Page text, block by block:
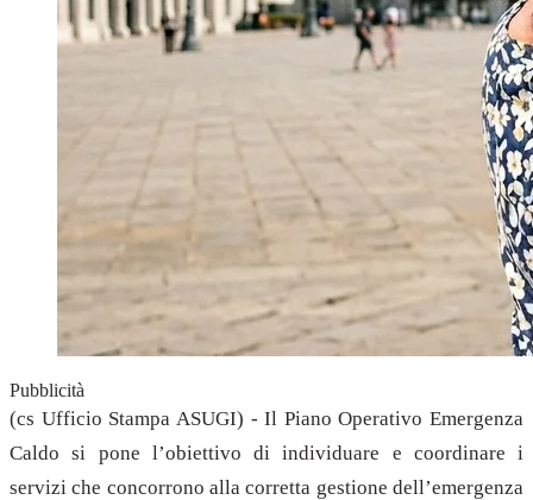
Pubblicità
(cs Ufficio Stampa ASUGI) - Il Piano Operativo Emergenza
Caldo si pone l’obiettivo di individuare e coordinare i
servizi che concorrono alla corretta gestione dell’emergenza